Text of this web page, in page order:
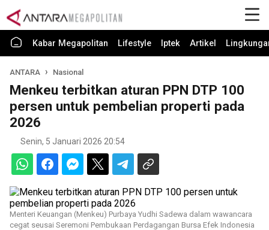
Kabar Megapolitan Lifestyle Iptek Artikel
ANTARA Nasional
Menkeu terbitkan aturan PPN DTP 100
persen untuk pembelian properti pada
2026
Senin, 5 Januari 2026 20:54
Menteri Keuangan (Menkeu) Purbaya Yudhi Sadewa dalam wawancara
cegat seusai Seremoni Pembukaan Perdagangan Bursa Efek Indonesia